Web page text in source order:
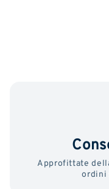
Approfittate
ordini